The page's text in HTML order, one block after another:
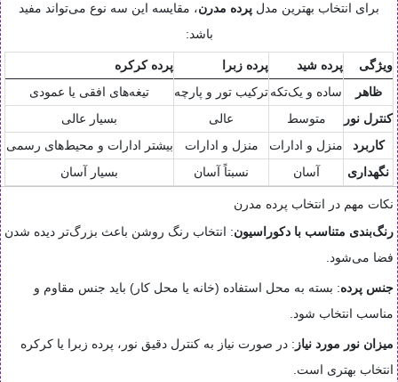
برای انتخاب بهترین مدل پرده مدرن، مقایسه این سه نوع می‌تواند مفید
باشد:
ویژگی پرده شید پرده زبرا
پرده کرکره
ظاهر
ساده و یک‌تکهترکیب تور و پارچه
تیغه‌های افقی یا عمودی
کنترل نور
متوسط عالی
بسیار عالی
کاربرد
منزل و ادارات منزل و ادارات
بیشتر ادارات و محیط‌های رسمی
نگهداری
آسان نسبتاً آسان بسیار آسان
نکات مهم در انتخاب پرده مدرن
رنگ‌بندی متناسب با دکوراسیون: انتخاب رنگ روشن باعث بزرگ‌تر دیده شدن
فضا می‌شود.
جنس پرده: بسته به محل استفاده (خانه یا محل کار) باید جنس مقاوم و
مناسب انتخاب شود.
میزان نور مورد نیاز : در صورت نیاز به کنترل دقیق نور، پرده زبرا یا کرکره
انتخاب بهتری است.